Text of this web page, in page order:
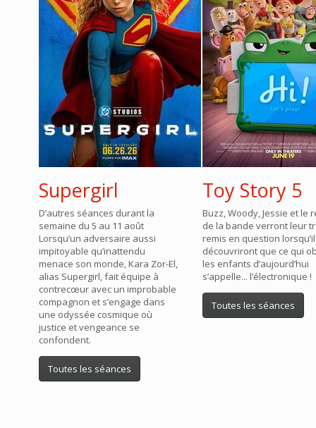
Supergirl
D’autres séances durant la
semaine du 5 au 11 août
Lorsqu’un adversaire aussi
impitoyable qu’inattendu
menace son monde, Kara Zor-El,
alias Supergirl, fait équipe à
contrecœur avec un improbable
compagnon et s’engage dans
une odyssée cosmique où
justice et vengeance se
confondent.
Toutes les séances
Toy Story 5
Buzz, Woody, Jessie et le
de la bande verront leur
remis en question
découvriront que ce qui
les enfants d’aujourd’hui
s’appelle... l’électronique !
Toutes les séances